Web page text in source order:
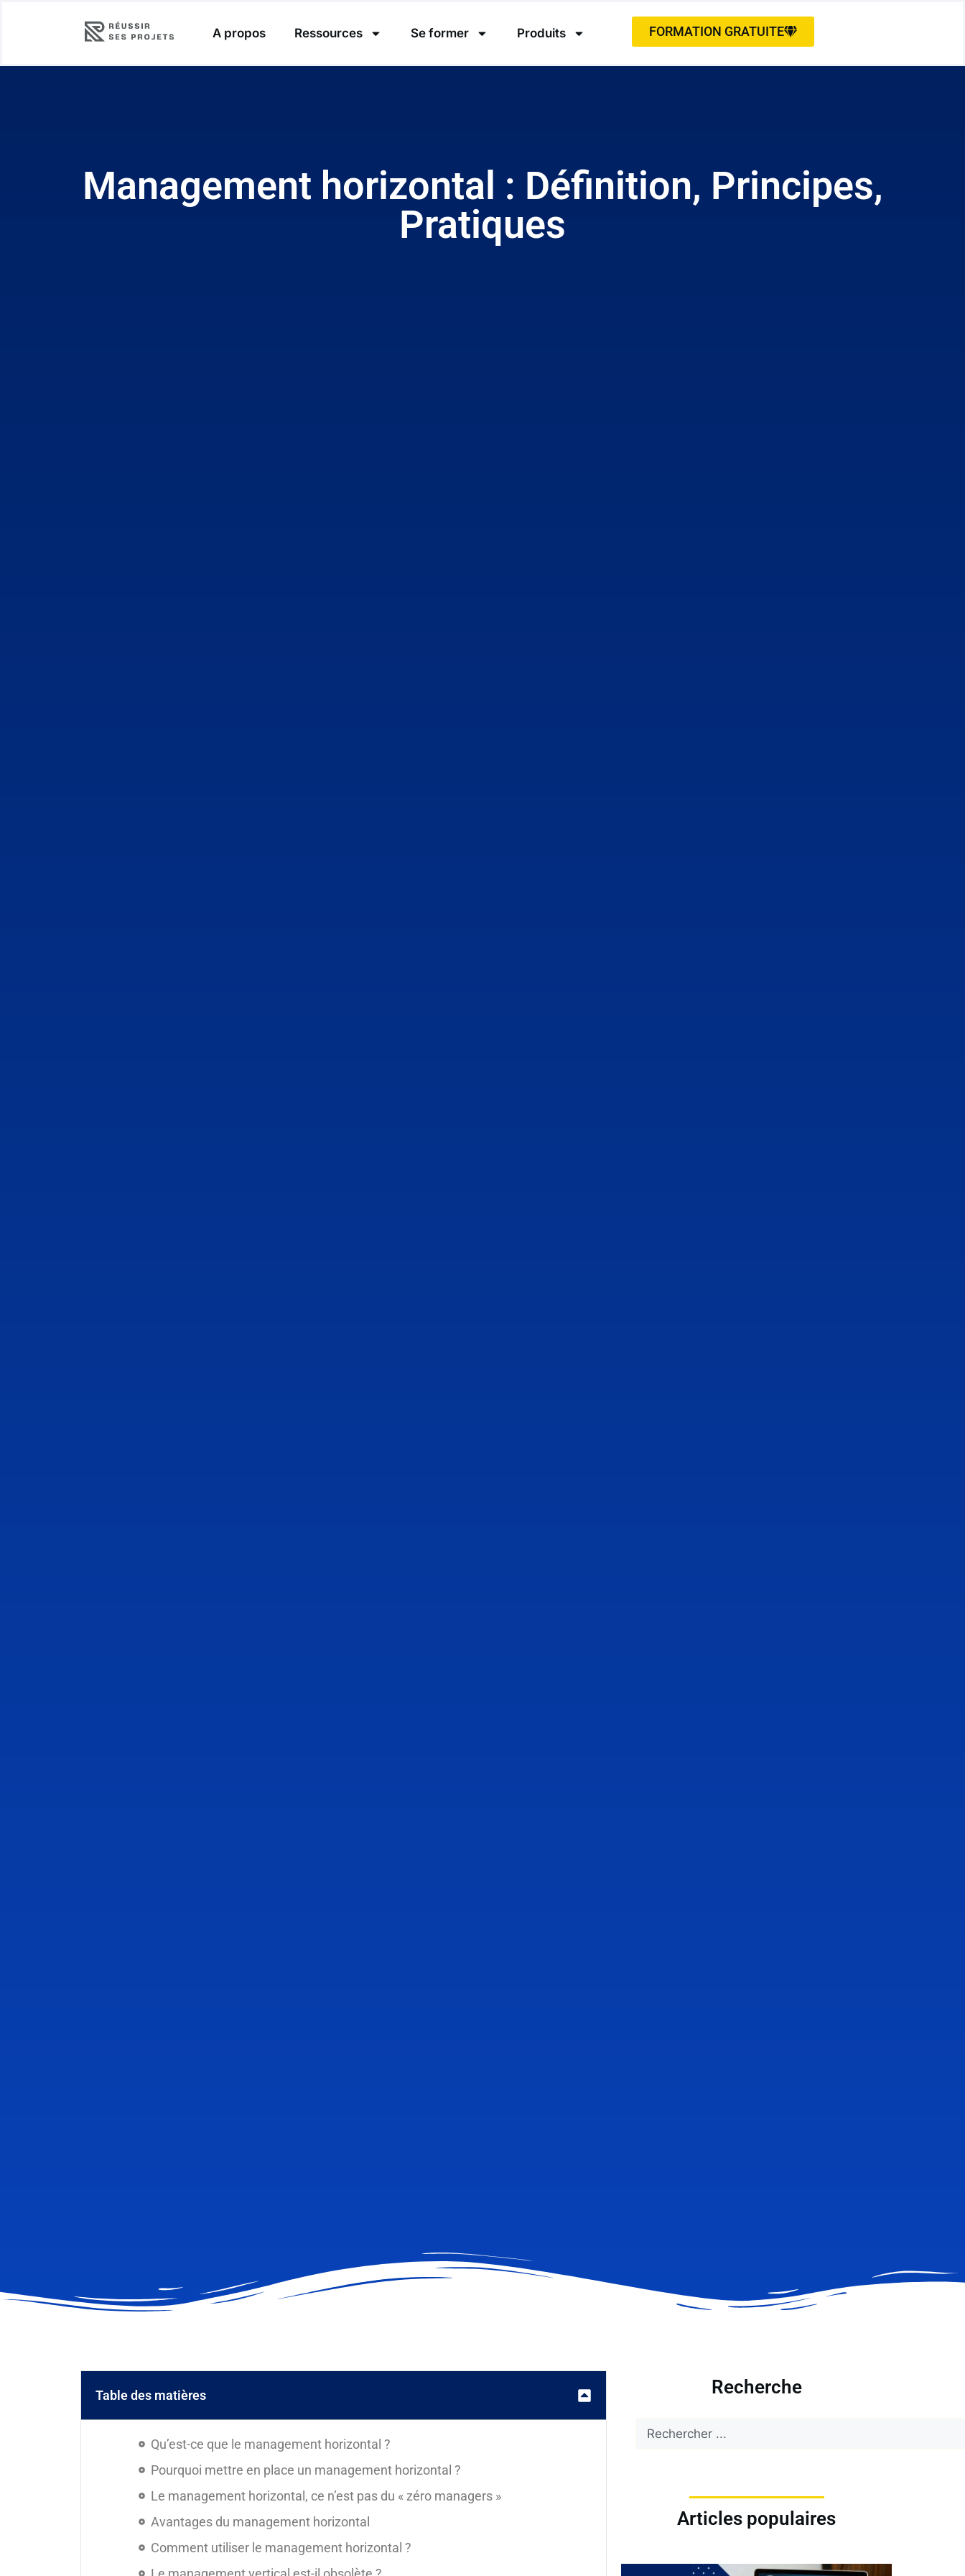
A propos Ressources Se former Produits FORMATION GRATUITE
Management horizontal : Définition, Principes,
Pratiques
Table des matières
Qu’est-ce que le management horizontal ?
Pourquoi mettre en place un management horizontal ?
Le management horizontal, ce n’est pas du « zéro managers »
Avantages du management horizontal
Comment utiliser le management horizontal ?
Recherche
Articles populaires